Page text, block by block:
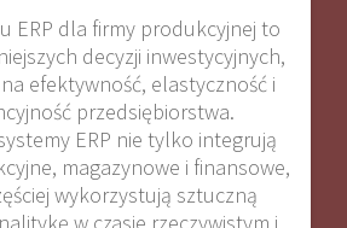
ERP dla firmy produkcyjnej to
decyzji inwestycyjnych,
efektywność, elastyczność i
przedsiębiorstwa.
ERP nie tylko integrują
magazynowe i finansowe,
wykorzystują sztuczną
w czasie rzeczywistym i